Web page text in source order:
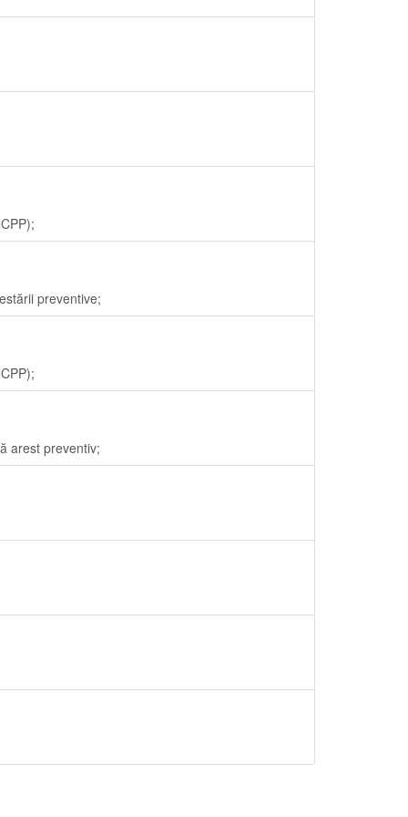
preventive;
arest preventiv;